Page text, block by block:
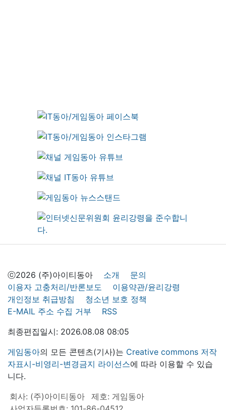
ⓒ2026 (주)아이티동아 소개
문의
이용자 고충처리/반론보도
이용약관/윤리강령
개인정보 취급방침
청소년 보호 정책
E-MAIL 주소 수집 거부
RSS
최종편집일시: 2026.08.08 08:05
게임동아의 모든 콘텐츠(기사)는 Creative commons 저작
자표시-비영리-변경금지 라이선스에 따라 이용할 수 있습
니다.
회사: (주)아이티동아
제호: 게임동아